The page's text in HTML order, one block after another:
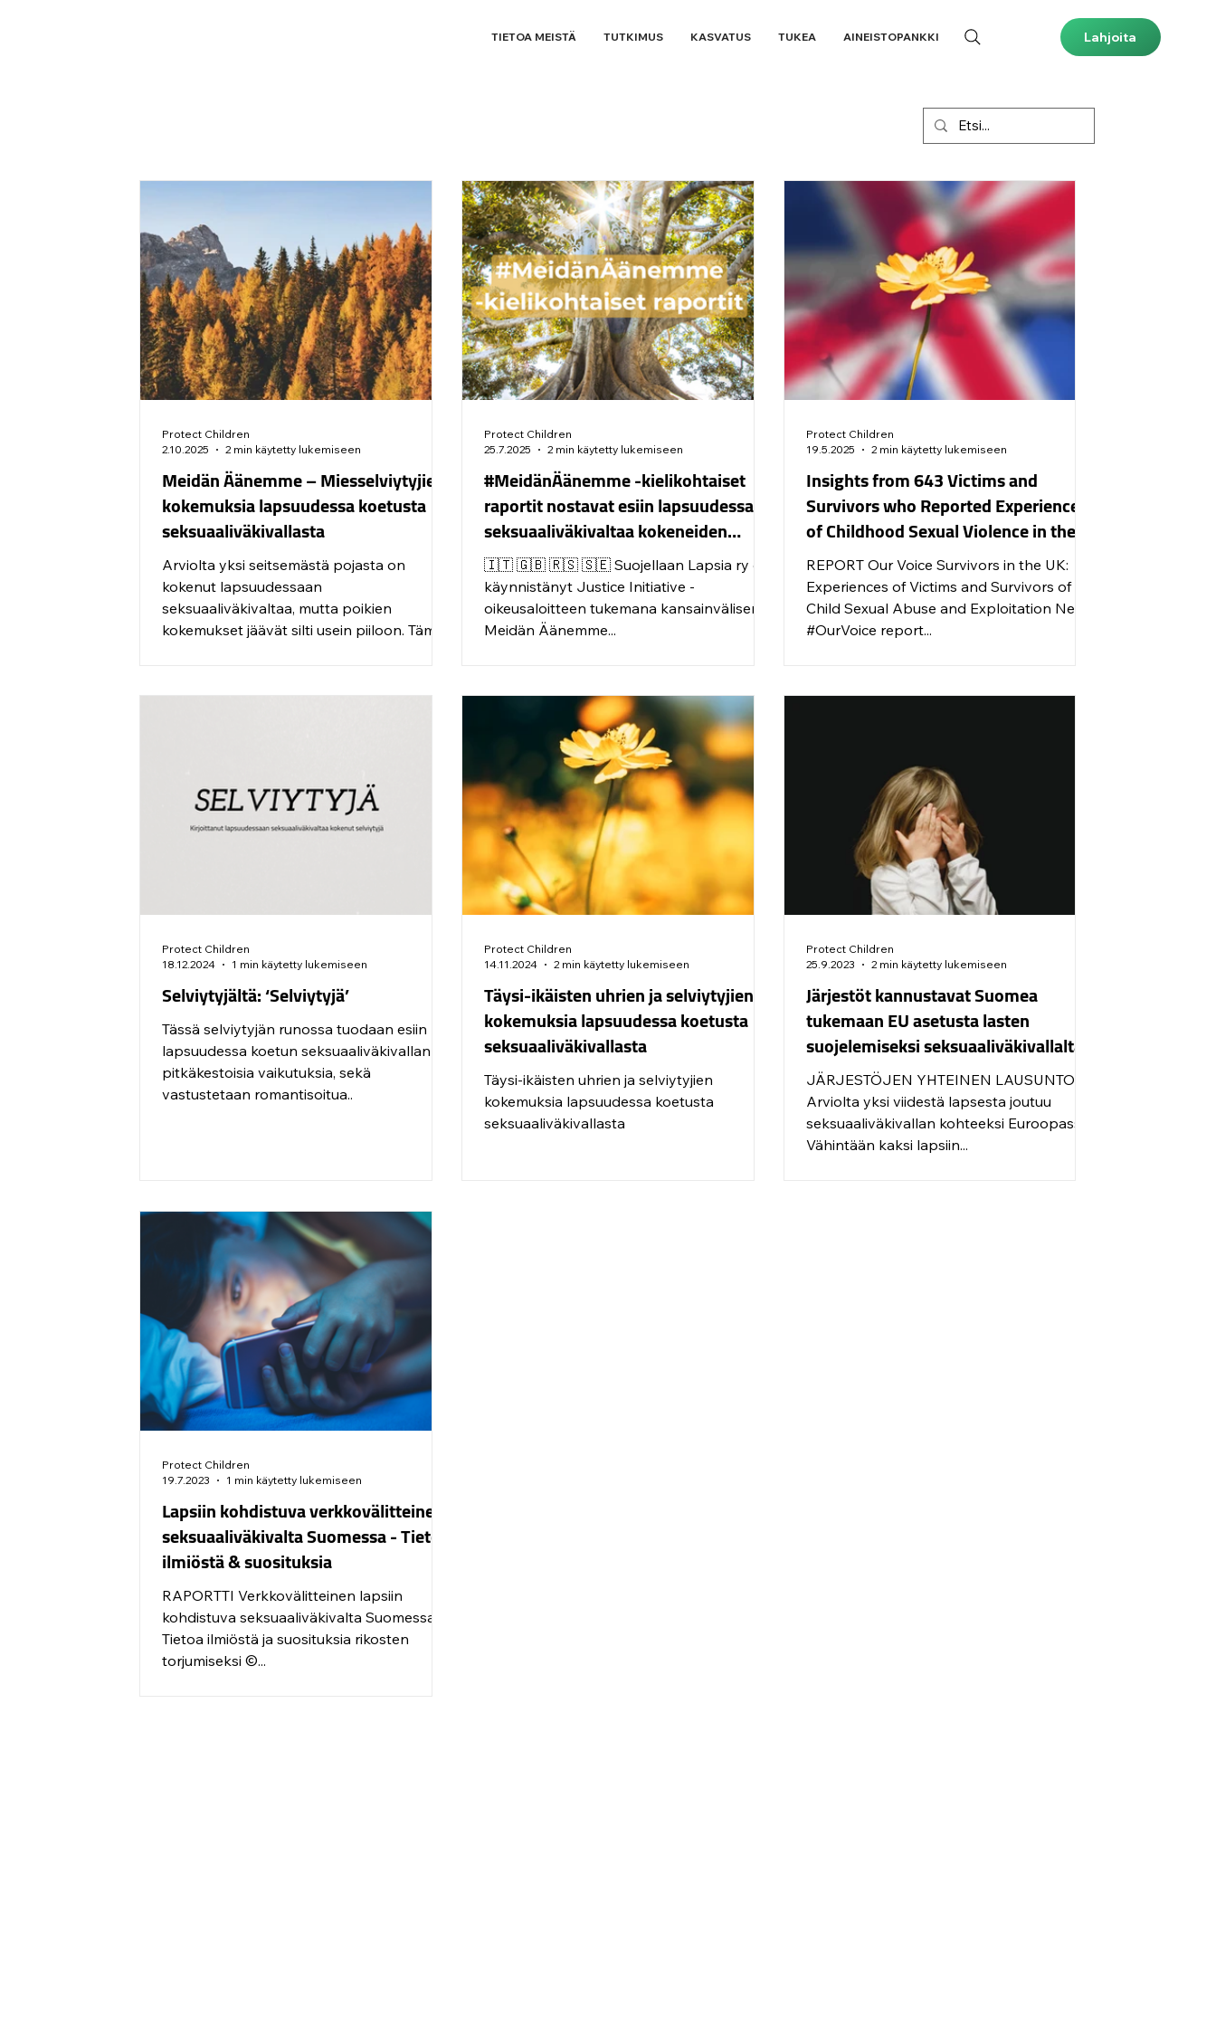
TIETOA MEISTÄ TUTKIMUS KASVATUS TUKEA AINEISTOPANKKI Lahjoita
Meidän Äänemme – Miesselviytyjien
kokemuksia lapsuudessa koetusta
seksuaaliväkivallasta
Arviolta yksi seitsemästä pojasta on
kokenut lapsuudessaan
seksuaaliväkivaltaa, mutta poikien
kokemukset jäävät silti usein piiloon. Tämä
Protect Children
2.10.2025
2 min käytetty lukemiseen
#MeidänÄänemme -kielikohtaiset
raportit nostavat esiin lapsuudessaan
seksuaaliväkivaltaa kokeneiden
uhrien ja selviytyjien ääntä
🇮🇹 🇬🇧 🇷🇸 🇸🇪 Suojellaan Lapsia ry on
käynnistänyt Justice Initiative -
oikeusaloitteen tukemana kansainvälisen
Meidän Äänemme...
Protect Children
25.7.2025
2 min käytetty lukemiseen
Insights from 643 Victims and
Survivors who Reported Experiences
of Childhood Sexual Violence in the
UK
REPORT Our Voice Survivors in the UK:
Experiences of Victims and Survivors of
Child Sexual Abuse and Exploitation New
#OurVoice report...
Protect Children
19.5.2025
2 min käytetty lukemiseen
Selviytyjältä: ‘Selviytyjä’
Tässä selviytyjän runossa tuodaan esiin
lapsuudessa koetun seksuaaliväkivallan
pitkäkestoisia vaikutuksia, sekä
vastustetaan romantisoitua..
Protect Children
18.12.2024
1 min käytetty lukemiseen
Täysi-ikäisten uhrien ja selviytyjien
kokemuksia lapsuudessa koetusta
seksuaaliväkivallasta
Täysi-ikäisten uhrien ja selviytyjien
kokemuksia lapsuudessa koetusta
seksuaaliväkivallasta
Protect Children
14.11.2024
2 min käytetty lukemiseen
Järjestöt kannustavat Suomea
tukemaan EU asetusta lasten
suojelemiseksi seksuaaliväkivallalta
JÄRJESTÖJEN YHTEINEN LAUSUNTO
Arviolta yksi viidestä lapsesta joutuu
seksuaaliväkivallan kohteeksi Euroopassa.
Vähintään kaksi lapsiin...
Protect Children
25.9.2023
2 min käytetty lukemiseen
Lapsiin kohdistuva verkkovälitteinen
seksuaaliväkivalta Suomessa - Tietoa
ilmiöstä & suosituksia
RAPORTTI Verkkovälitteinen lapsiin
kohdistuva seksuaaliväkivalta Suomessa -
Tietoa ilmiöstä ja suosituksia rikosten
torjumiseksi ©...
Protect Children
19.7.2023
1 min käytetty lukemiseen